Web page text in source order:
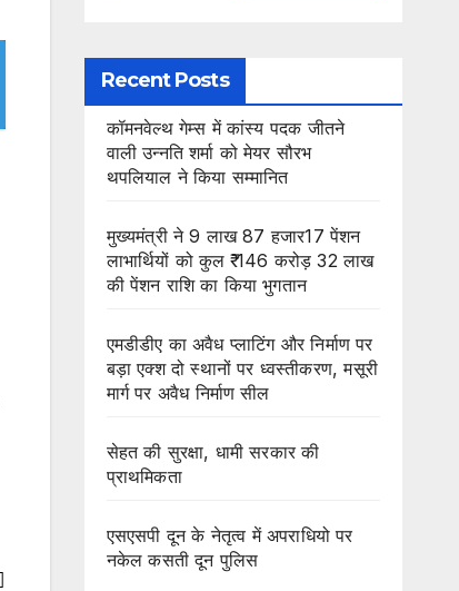
Recent Posts
कॉमनवेल्थ गेम्स में कांस्य पदक जीतने
वाली उन्नति शर्मा को मेयर सौरभ
थपलियाल ने किया सम्मानित
मुख्यमंत्री ने 9 लाख 87 हजार17 पेंशन
लाभार्थियों को कुल ₹ 146 करोड़ 32 लाख
की पेंशन राशि का किया भुगतान
एमडीडीए का अवैध प्लाटिंग और निर्माण पर
बड़ा एक्श दो स्थानों पर ध्वस्तीकरण, मसूरी
मार्ग पर अवैध निर्माण सील
सेहत की सुरक्षा, धामी सरकार की
प्राथमिकता
एसएसपी दून के नेतृत्व में अपराधियो पर
नकेल कसती दून पुलिस